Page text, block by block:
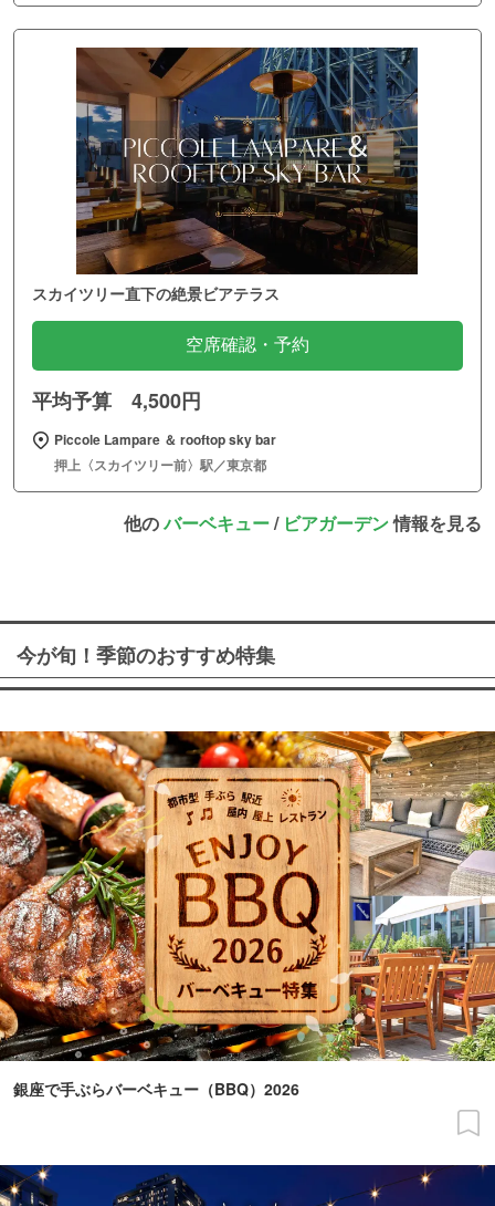
スカイツリー直下の絶景ビアテラス
空席確認・予約
平均予算 4,500円
Piccole Lampare ＆ rooftop sky bar
押上〈スカイツリー前〉駅／東京都
他のバーベキュー/ ビアガーデン情報を見る
今が旬！季節のおすすめ特集
銀座で手ぶらバーベキュー（BBQ）2026